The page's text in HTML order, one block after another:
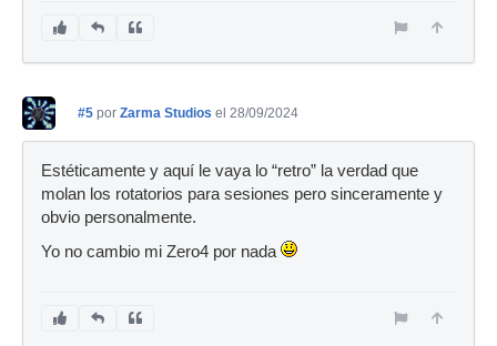
#5 por Zarma Studios el 28/09/2024
Estéticamente y aquí le vaya lo “retro” la verdad que
molan los rotatorios para sesiones pero sinceramente y
obvio personalmente.
Yo no cambio mi Zero4 por nada